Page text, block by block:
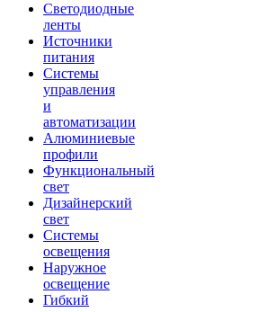
Светодиодные
ленты
Источники
питания
Системы
управления
и
автоматизации
Алюминиевые
профили
Функциональный
свет
Дизайнерский
свет
Системы
освещения
Наружное
освещение
Гибкий